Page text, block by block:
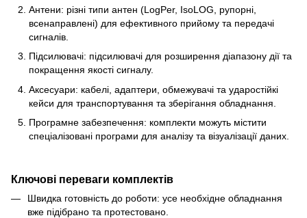
Антени: різні типи антен (LogPer, IsoLOG, рупорні,
всенаправлені) для ефективного прийому та передачі
сигналів.
Підсилювачі: підсилювачі для розширення діапазону дії та
покращення якості сигналу.
Аксесуари: кабелі, адаптери, обмежувачі та ударостійкі
кейси для транспортування та зберігання обладнання.
Програмне забезпечення: комплекти можуть містити
спеціалізовані програми для аналізу та візуалізації даних.
Ключові переваги комплектів
Швидка готовність до роботи: усе необхідне обладнання
вже підібрано та протестовано.